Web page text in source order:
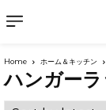
Home ホーム＆キッチン
ハンガーラ